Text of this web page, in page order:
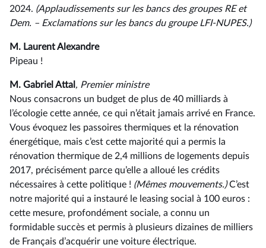
2024. (Applaudissements sur les bancs des groupes RE et
Dem. –⁠ Exclamations sur les bancs du groupe LFI-NUPES.)
M. Laurent Alexandre
Pipeau !
M. Gabriel Attal , Premier ministre
Nous consacrons un budget de plus de 40 milliards à
l’écologie cette année, ce qui n’était jamais arrivé en France.
Vous évoquez les passoires thermiques et la rénovation
énergétique, mais c’est cette majorité qui a permis la
rénovation thermique de 2,4 millions de logements depuis
2017, précisément parce qu’elle a alloué les crédits
nécessaires à cette politique ! (Mêmes mouvements.)C’est
notre majorité qui a instauré le leasing social à 100 euros :
cette mesure, profondément sociale, a connu un
formidable succès et permis à plusieurs dizaines de milliers
de Français d’acquérir une voiture électrique.